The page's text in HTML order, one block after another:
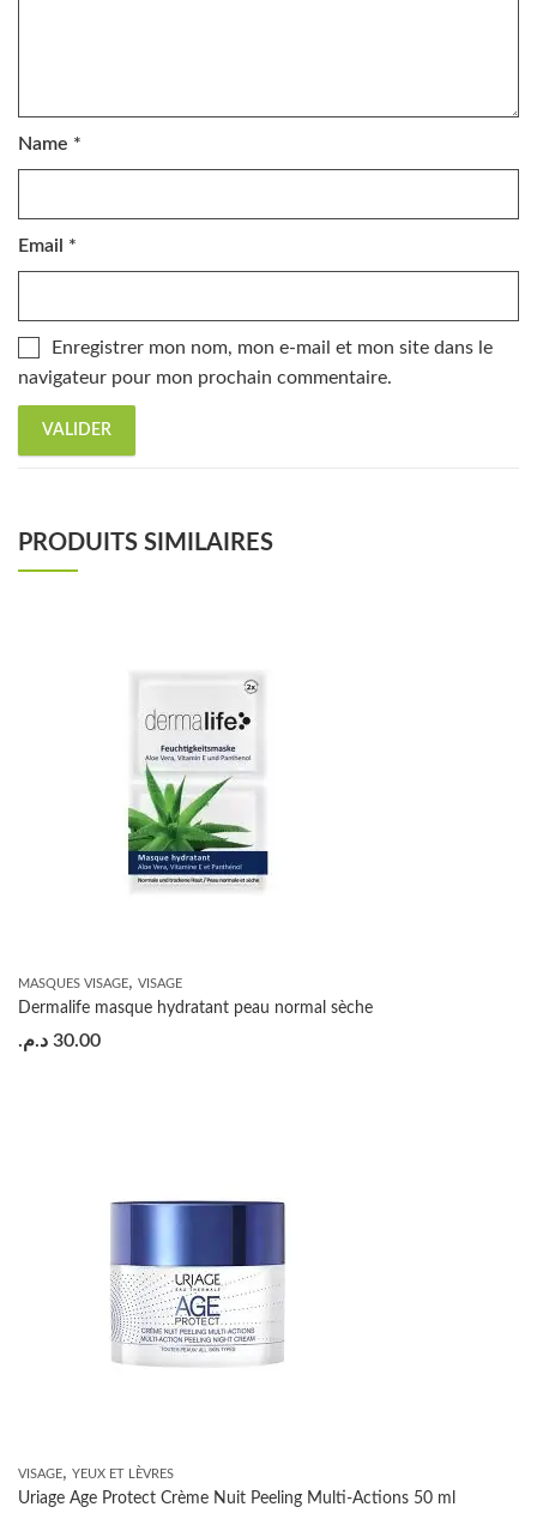
Name *
Email *
Enregistrer mon nom, mon e-mail et mon site dans le
navigateur pour mon prochain commentaire.
PRODUITS SIMILAIRES
MASQUES VISAGE, VISAGE
Dermalife masque hydratant peau normal sèche
30.00 د.م.
VISAGE, YEUX ET LÈVRES
Uriage Age Protect Crème Nuit Peeling Multi-Actions 50 ml